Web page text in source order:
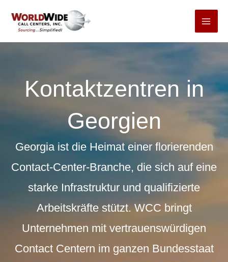
Inhalt
Kontaktzentren in
Georgien
Georgia ist die Heimat einer florierenden
Contact-Center-Branche, die sich auf eine
starke Infrastruktur und qualifizierte
Arbeitskräfte stützt. WCC bringt
Unternehmen mit vertrauenswürdigen
Contact Centern im ganzen Bundesstaat